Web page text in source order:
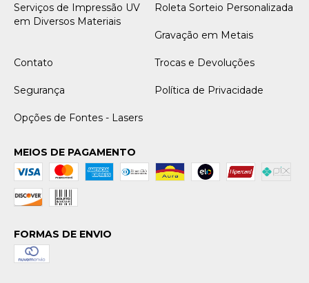
Serviços de Impressão UV
em Diversos Materiais
Roleta Sorteio Personalizada
Gravação em Metais
Contato Trocas e Devoluções
Segurança Política de Privacidade
Opções de Fontes - Lasers
MEIOS DE PAGAMENTO
FORMAS DE ENVIO